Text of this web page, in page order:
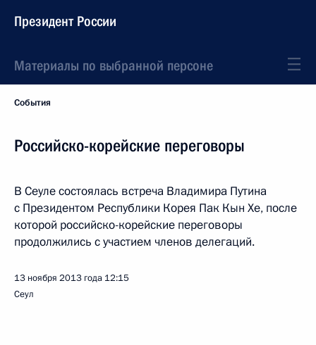
Президент России
Материалы по выбранной персоне
События
Российско-корейские переговоры
В Сеуле состоялась встреча Владимира Путина
с Президентом Республики Корея Пак Кын Хе, после
которой российско-корейские переговоры
продолжились с участием членов делегаций.
13 ноября 2013 года 12:15
Сеул